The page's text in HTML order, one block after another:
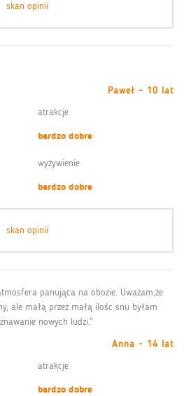
skan opinii
Paweł - 10 lat
atrakcje
bardzo dobre
wyżywienie
bardzo dobre
skan opinii
panująca na obozie. Uważam,że
ale małą przez małą ilośc snu byłam
nowych ludzi.”
Anna - 14 lat
atrakcje
bardzo dobre